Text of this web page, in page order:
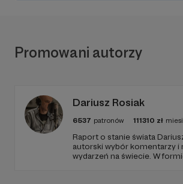
Promowani autorzy
Dariusz Rosiak
6537 patronów 111310 zł
Raport o stanie świata
autorski wybór komentarzy i
wydarzeń na świecie. W